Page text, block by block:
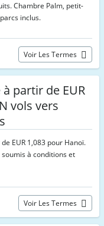
Chambre Palm, petit-
inclus.
Voir Les Termes
partir de EUR
vols vers
EUR 1,083 pour Hanoï.
à conditions et
Voir Les Termes